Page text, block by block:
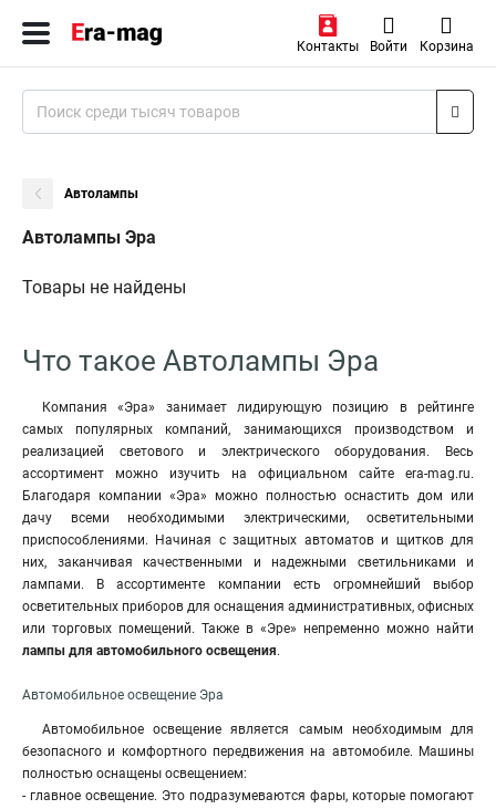
Контакты Войти Корзина
Автолампы
Автолампы Эра
Товары не найдены
Что такое Автолампы Эра
Компания «Эра» занимает лидирующую позицию в рейтинге
самых популярных компаний, занимающихся производством и
реализацией светового и электрического оборудования. Весь
ассортимент можно изучить на официальном сайте era-mag.ru.
Благодаря компании «Эра» можно полностью оснастить дом или
дачу всеми необходимыми электрическими, осветительными
приспособлениями. Начиная с защитных автоматов и щитков для
них, заканчивая качественными и надежными светильниками и
лампами. В ассортименте компании есть огромнейший выбор
осветительных приборов для оснащения административных, офисных
или торговых помещений. Также в «Эре» непременно можно найти
лампы для автомобильного освещения.
Автомобильное освещение Эра
Автомобильное освещение является самым необходимым для
безопасного и комфортного передвижения на автомобиле. Машины
полностью оснащены освещением:
- главное освещение. Это подразумеваются фары, которые помогают